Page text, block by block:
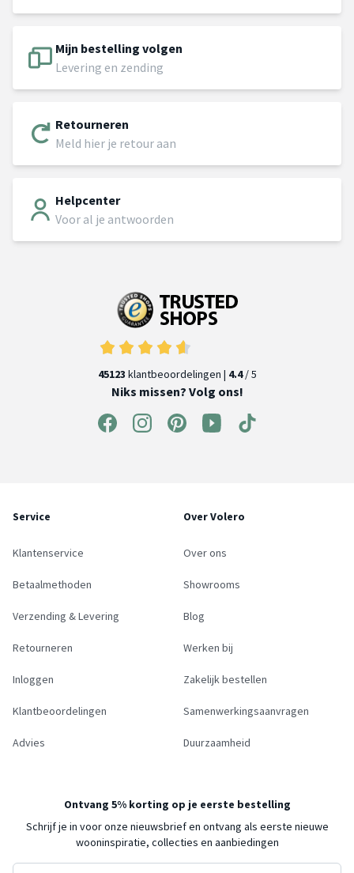
Mijn bestelling volgen
Levering en zending
Retourneren
Meld hier je retour aan
Helpcenter
Voor al je antwoorden
45123 klantbeoordelingen | 4.4/ 5
Niks missen? Volg ons!
Service
Klantenservice
Betaalmethoden
Verzending & Levering
Retourneren
Inloggen
Klantbeoordelingen
Advies
Over Volero
Over ons
Showrooms
Blog
Werken bij
Zakelijk bestellen
Samenwerkingsaanvragen
Duurzaamheid
Ontvang 5% korting op je eerste bestelling
Schrijf je in voor onze nieuwsbrief en ontvang als eerste nieuwe
wooninspiratie, collecties en aanbiedingen